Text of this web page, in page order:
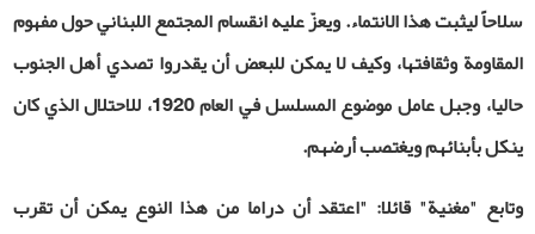
سلاحاً ليثبت هذا الانتماء. ويعزّ عليه انقسام المجتمع اللبناني حول مفهوم
المقاومة وثقافتها، وكيف لا يمكن للبعض أن يقدروا تصدي أهل الجنوب
حاليا، وجبل عامل موضوع المسلسل في العام 1920، للاحتلال الذي كان
ينكل بأبنائهم ويغتصب أرضهم.
وتابع "مغنية" قائلا: "اعتقد أن دراما من هذا النوع يمكن أن تقرب